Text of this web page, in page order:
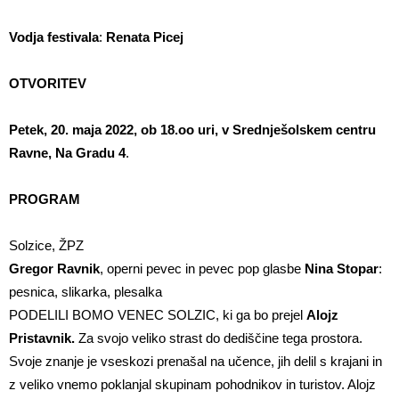
Vodja festivala: Renata Picej
OTVORITEV
Petek, 20. maja 2022, ob 18.oo uri, v Srednješolskem centru
Ravne, Na Gradu 4.
PROGRAM
Solzice, ŽPZ
Gregor Ravnik, operni pevec in pevec pop glasbe Nina Stopar:
pesnica, slikarka, plesalka
PODELILI BOMO VENEC SOLZIC, ki ga bo prejel Alojz
Pristavnik. Za svojo veliko strast do dediščine tega prostora.
Svoje znanje je vseskozi prenašal na učence, jih delil s krajani in
z veliko vnemo poklanjal skupinam pohodnikov in turistov. Alojz